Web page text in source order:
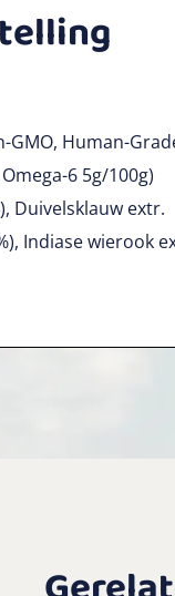
GMO, Human-
6 5g/100g)
Duivelsklauw extr.
Indiase wierook